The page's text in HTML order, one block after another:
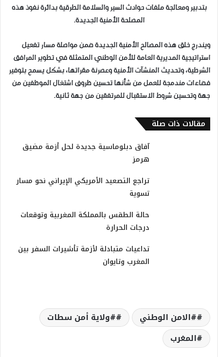
بتدبير ومعالجة ملفات حوادث السير والسلامة الطرقية بدائرة نفوذ هذه
المصلحة الأمنية الجديدة.
ويندرج خلق هذه المصالح الأمنية الجديدة ضمن مواصلة مسار تفعيل
استراتيجية المديرية العامة للأمن الوطني المتمثلة في تطوير المرافق
الشرطية، وتحديث المنشآت الأمنية وعصرنة مقراتها، بشكل يسمح بتوفير
فضاءات مندمجة للعمل من شأنها تحسين ظروف اشتغال الموظفين من
جهة وتحسين شروط الاستقبال للمرتفقين من جهة ثانية.
مقالات ذات صلة
آفاق دبلوماسية جديدة لحل أزمة مضيق
هرمز
تراجع التصعيد الأمريكي الإيراني نحو مسار
تسوية
حالة الطقس بالمملكة المغربية وتوقعات
درجات الحرارة
تداعيات متبادلة لأزمة تأشيرات السفر بين
المغرب وتايوان
#الامن الوطني
#ولاية أمن سطات
المغرب